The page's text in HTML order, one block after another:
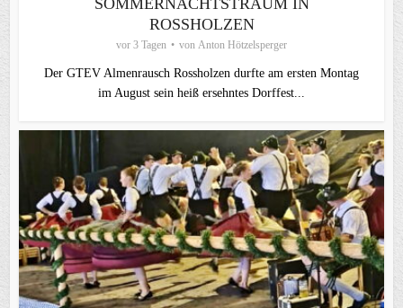
SOMMERNACHTSTRAUM IN
ROSSHOLZEN
vor 3 Tagen von Anton Hötzelsperger
Der GTEV Almenrausch Rossholzen durfte am ersten Montag
im August sein heiß ersehntes Dorffest...